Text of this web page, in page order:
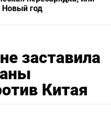
год
заставила
Китая